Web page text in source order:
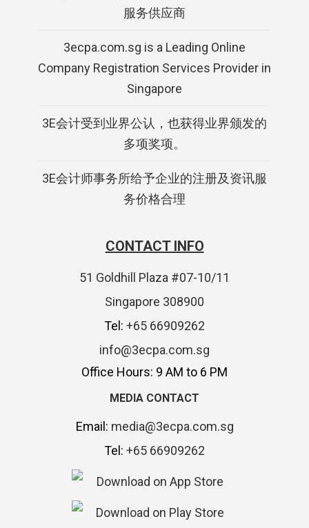
服务供应商
3ecpa.com.sg is a Leading Online
Company Registration Services Provider in
Singapore
3E会计受到业界公认，也获得业界颁发的
多项奖项。
3E会计师事务所给予企业的注册及资讯服
务价格合理
CONTACT INFO
51 Goldhill Plaza #07-10/11
Singapore 308900
Tel: +65 66909262
info@3ecpa.com.sg
Office Hours: 9 AM to 6 PM
MEDIA CONTACT
Email: media@3ecpa.com.sg
Tel: +65 66909262